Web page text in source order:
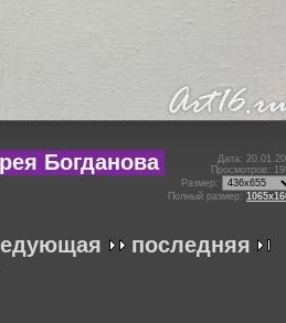
Богданова
Дата:
Просмотров:
Размер:
Полный размер:
последняя